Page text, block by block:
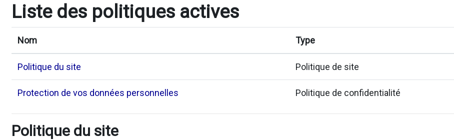
Liste des politiques actives
Nom Type
Politique du site Politique de site
Protection de vos données personnelles Politique de confidentialité
Politique du site